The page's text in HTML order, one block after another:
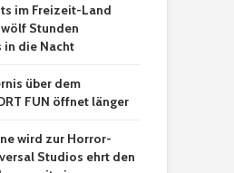
im Freizeit-Land
Stunden
in die Nacht
über dem
FUN öffnet länger
wird zur Horror-
Studios ehrt den